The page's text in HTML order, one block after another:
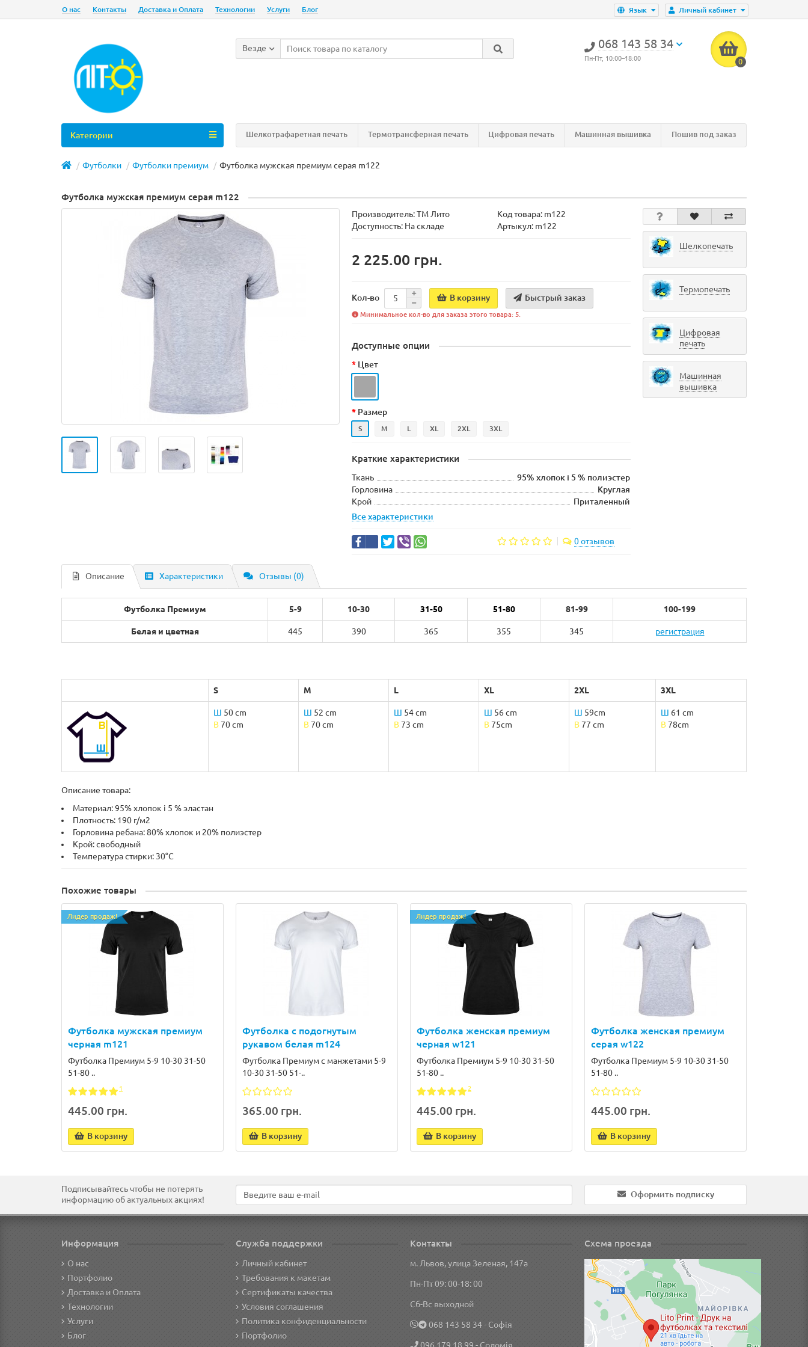
Личный кабинет
Язык
О нас Контакты Доставка и Оплата Технологии Услуги Блог
‎068 143 58 34
Пн-Пт, 10:00–18:00 0
Везде
Шелкотрафаретная печать Термотрансферная печать Цифровая печать Машинная вышивка Пошив под заказ
Категории
Футболки Футболки премиум Футболка мужская премиум серая m122
Футболка мужская премиум серая m122
Производитель:ТМ Лито Код товара: m122
Доступность: На складе Артыкул: m122
2 225.00 грн.
Кол-во В корзину Быстрый заказ
Минимальное кол-во для заказа этого товара: 5.
Доступные опции
Цвет
Размер
S M L XL 2XL 3XL
Краткие характеристики
Ткань
95% хлопок і 5 % полиэстер
Горловина
Круглая
Крой
Приталенный
Все характеристики
0 отзывов
Шелкопечать
Термопечать
Цифровая
печать
Машинная
вышивка
Описание Характеристики Отзывы (0)
Футболка Премиум 5-9 10-30 31-50 51-80 81-99 100-199
Белая и цветная 445 390 365 355 345 регистрация
S M L XL 2XL 3XL
Ш 50 cm
B70 cm
Ш 52 cm
B70 cm
Ш 54 cm
B73 cm
Ш 56 cm
B75cm
Ш 59cm
B77 cm
Ш 61 cm
B78cm
Описание товара:
Материал: 95% хлопок і 5 % эластан
Плотность: 190 г/м2
Горловина ребана: 80% хлопок и 20% полиэстер
Крой: свободный
Температура стирки: 30°C
Похожие товары
Лидер продаж!
Футболка мужская премиум
черная m121
Футболка Премиум 5-9 10-30 31-50
51-80 ..
1
445.00 грн.
В корзину
Футболка с подогнутым
рукавом белая m124
Футболка Премиум с манжетами 5-9
10-30 31-50 51-..
365.00 грн.
В корзину
Лидер продаж!
Футболка женская премиум
черная w121
Футболка Премиум 5-9 10-30 31-50
51-80 ..
2
445.00 грн.
В корзину
Футболка женская премиум
серая w122
Футболка Премиум 5-9 10-30 31-50
51-80 ..
445.00 грн.
В корзину
Подписывайтесь чтобы не потерять
информацию об актуальных акциях!
Оформить подписку
Информация
О нас
Портфолио
Доставка и Оплата
Технологии
Услуги
Блог
Служба поддержки
Личный кабинет
Требования к макетам
Сертификаты качества
Условия соглашения
Политика конфиденциальности
Портфолио
Контакты
м. Львов, улица Зеленая, 147а
Пн-Пт 09: 00-18: 00
Сб-Вс выходной
‎068 143 58 34- Софія
Схема проезда